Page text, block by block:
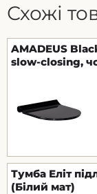
Схожі
AMADEUS
slow-closing,
Тумба Еліт
(Білий мат)